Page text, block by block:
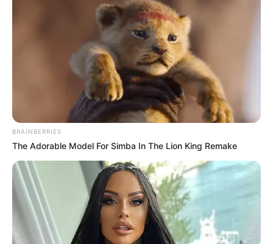
BRAINBERRIES
The Adorable Model For Simba In The Lion King Remake